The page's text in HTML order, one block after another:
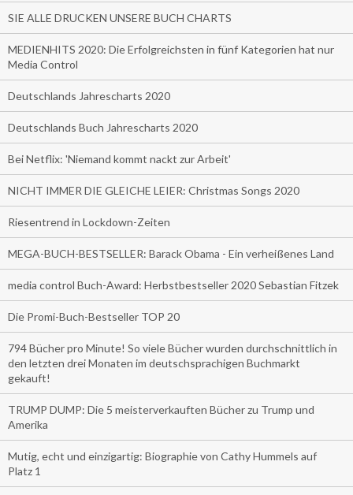
SIE ALLE DRUCKEN UNSERE BUCH CHARTS
MEDIENHITS 2020: Die Erfolgreichsten in fünf Kategorien hat nur
Media Control
Deutschlands Jahrescharts 2020
Deutschlands Buch Jahrescharts 2020
Bei Netflix: 'Niemand kommt nackt zur Arbeit'
NICHT IMMER DIE GLEICHE LEIER: Christmas Songs 2020
Riesentrend in Lockdown-Zeiten
MEGA-BUCH-BESTSELLER: Barack Obama - Ein verheißenes Land
media control Buch-Award: Herbstbestseller 2020 Sebastian Fitzek
Die Promi-Buch-Bestseller TOP 20
794 Bücher pro Minute! So viele Bücher wurden durchschnittlich in
den letzten drei Monaten im deutschsprachigen Buchmarkt
gekauft!
TRUMP DUMP: Die 5 meisterverkauften Bücher zu Trump und
Amerika
Mutig, echt und einzigartig: Biographie von Cathy Hummels auf
Platz 1